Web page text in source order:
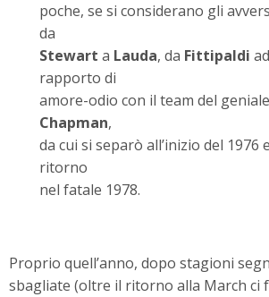
poche, se si considerano gli
da
Stewart a Lauda, da Fittipaldi ad
rapporto di
amore-odio con il team del geniale
Chapman,
da cui si separò all’inizio del 1976
ritorno
nel fatale 1978.
Proprio quell’anno, dopo stagioni
sbagliate (oltre il ritorno alla March ci